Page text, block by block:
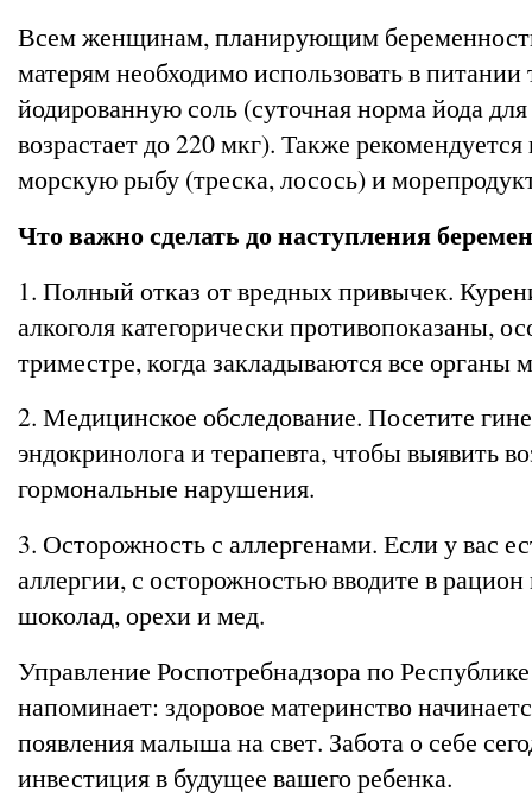
Всем женщинам, планирующим
матерям необходимо использовать в питании
йодированную соль (суточная норма йода
возрастает до 220 мкг). Также
морскую рыбу (треска, лосось) и
Что важно сделать до наступления
1. Полный отказ от вредных привычек.
алкоголя категорически противопоказаны,
триместре, когда закладываются все органы
2. Медицинское обследование. Посетите
эндокринолога и терапевта, чтобы выявить
гормональные нарушения.
3. Осторожность с аллергенами. Если у вас
аллергии, с осторожностью вводите в
шоколад, орехи и мед.
Управление Роспотребнадзора по
напоминает: здоровое материнство
появления малыша на свет. Забота о себе
инвестиция в будущее вашего ребенка.